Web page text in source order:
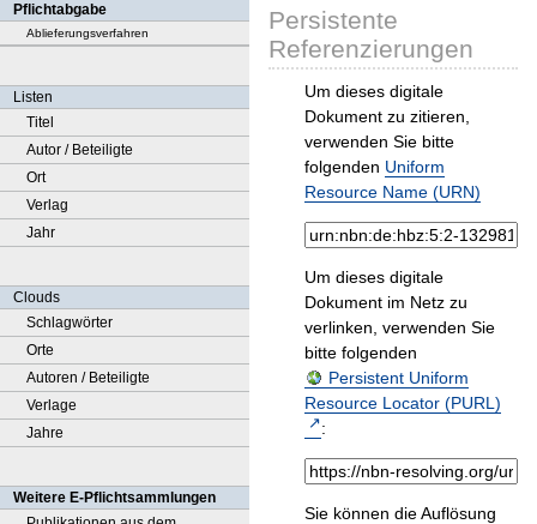
Pflichtabgabe
Ablieferungsverfahren
Listen
Titel
Autor / Beteiligte
Ort
Verlag
Jahr
Clouds
Schlagwörter
Orte
Autoren / Beteiligte
Verlage
Jahre
Weitere E-Pflichtsammlungen
Persistente
Referenzierungen
Um dieses digitale
Dokument zu zitieren,
verwenden Sie bitte
folgenden Uniform
Resource Name (URN)
Um dieses digitale
Dokument im Netz zu
verlinken, verwenden Sie
bitte folgenden
Persistent Uniform
Resource Locator (PURL)
:
Sie können die Auflösung